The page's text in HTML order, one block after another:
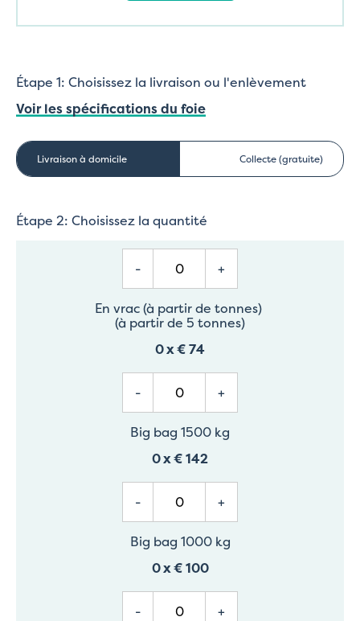
Étape 1: Choisissez la livraison ou l'enlèvement
Voir les spécifications du foie
Livraison à domicile Collecte (gratuite)
Étape 2: Choisissez la quantité
- +
En vrac (à partir de tonnes)
(à partir de 5 tonnes)
0x€ 74
- +
Big bag 1500 kg
0x€ 142
- +
Big bag 1000 kg
0x€ 100
- +